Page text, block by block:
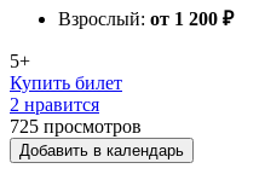
Взрослый: от 1 200 ₽
5+
Купить билет
2 нравится
725 просмотров
Добавить в календарь